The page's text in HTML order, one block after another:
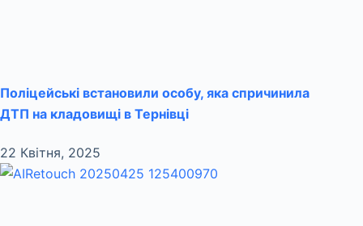
Поліцейські встановили особу, яка спричинила
ДТП на кладовищі в Тернівці
22 Квітня, 2025